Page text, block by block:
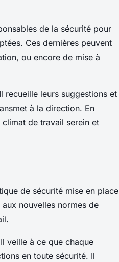
de la sécurité pour
Ces dernières peuvent
ou encore de mise à
recueille leurs suggestions et
à la direction. En
de travail serein et
de sécurité mise en place
nouvelles normes de
veille à ce que chaque
en toute sécurité. Il